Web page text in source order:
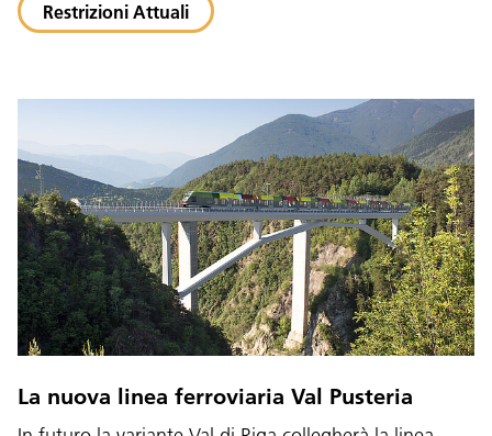
Restrizioni Attuali
La nuova linea ferroviaria Val Pusteria